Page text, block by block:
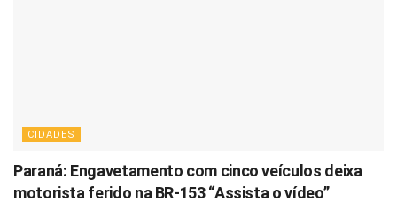
CIDADES
Paraná: Engavetamento com cinco veículos deixa
motorista ferido na BR-153 “Assista o vídeo”